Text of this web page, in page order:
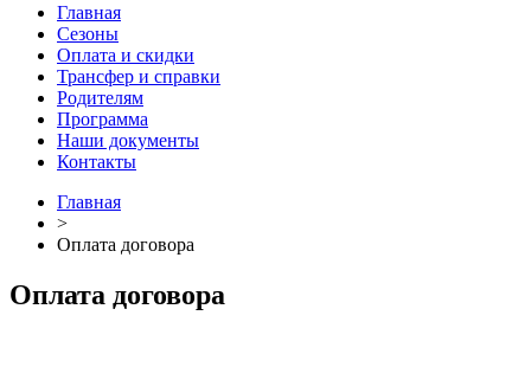
Главная
Сезоны
Оплата и скидки
Трансфер и справки
Родителям
Программа
Наши документы
Контакты
Главная
>
Оплата договора
Оплата договора